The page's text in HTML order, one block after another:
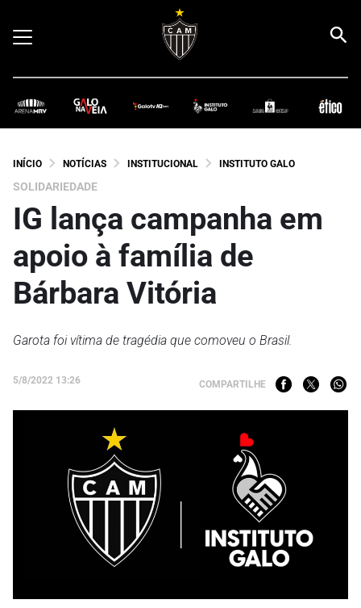
INÍCIO NOTÍCIAS INSTITUCIONAL INSTITUTO GALO
SOLIDARIEDADE
IG lança campanha em
apoio à família de
Bárbara Vitória
Garota foi vítima de tragédia que comoveu o Brasil.
5/8/2022 13:26 COMPARTILHE